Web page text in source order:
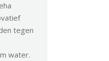
tegen
water.